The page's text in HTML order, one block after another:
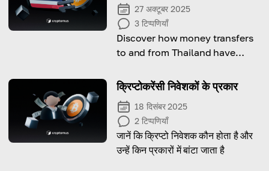
27 अक्टूबर 2025
3 टिप्पणियाँ
Discover how money transfers
to and from Thailand have
convenient than ever.
क्रिप्टोकरेंसी निवेशकों के प्रकार
18 दिसंबर 2025
2 टिप्पणियाँ
जानें कि क्रिप्टो निवेशक कौन होता है और
उन्हें किन प्रकारों में बांटा जाता है